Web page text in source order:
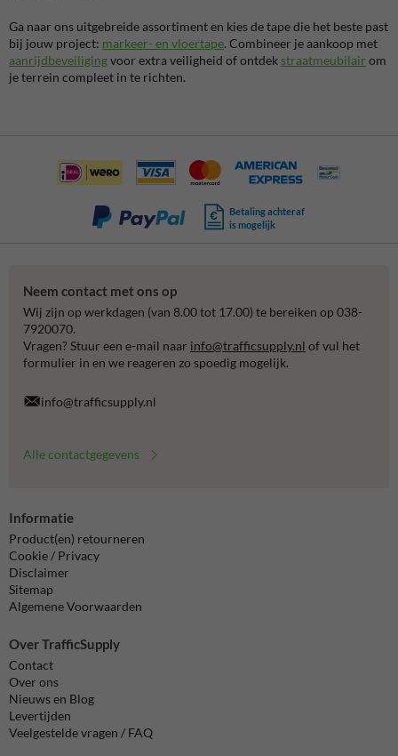
Ga naar ons uitgebreide assortiment en kies de tape die het beste past
bij jouw project: markeer- en vloertape. Combineer je aankoop met
aanrijdbeveiligingvoor extra veiligheid of ontdek straatmeubilair om
je terrein compleet in te richten.
Betaling achteraf
is mogelijk
Neem contact met ons op
Wij zijn op werkdagen (van 8.00 tot 17.00) te bereiken op 038-
7920070.
Vragen? Stuur een e-mail naar info@trafficsupply.nl of vul het
formulier in en we reageren zo spoedig mogelijk.
info@trafficsupply.nl
Alle contactgegevens
Informatie
Product(en) retourneren
Cookie / Privacy
Disclaimer
Sitemap
Algemene Voorwaarden
Over TrafficSupply
Contact
Over ons
Nieuws en Blog
Levertijden
Veelgestelde vragen / FAQ